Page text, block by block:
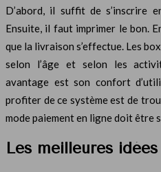
D’abord, il suffit de s’inscrire
Ensuite, il faut imprimer le bon.
que la livraison s’effectue. Les
selon l’âge et selon les
avantage est son confort
profiter de ce système est de
mode paiement en ligne doit être
Les meilleures